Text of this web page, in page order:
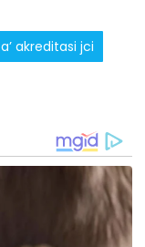
akreditasi jci